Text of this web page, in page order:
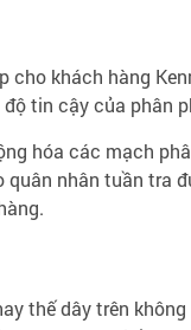
khách hàng
tin cậy của phân
hóa các mạch
nhân tuần tra
thế dây trên